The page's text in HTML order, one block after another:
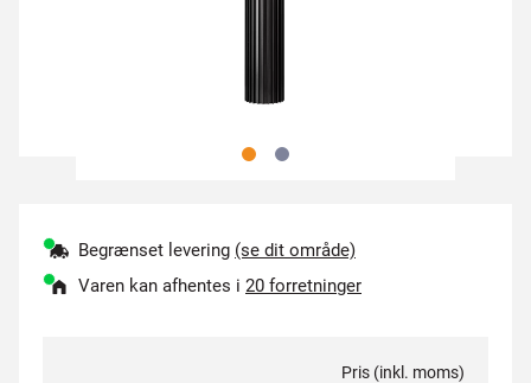
Begrænset levering (se dit område)
Varen kan afhentes i 20 forretninger
Pris (inkl. moms)